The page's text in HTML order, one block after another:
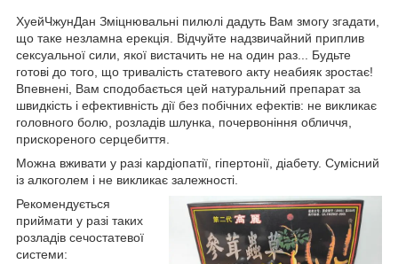
ХуейЧжунДан Зміцнювальні пилюлі дадуть Вам змогу згадати,
що таке незламна ерекція. Відчуйте надзвичайний приплив
сексуальної сили, якої вистачить не на один раз... Будьте
готові до того, що тривалість статевого акту неабияк зростає!
Впевнені, Вам сподобається цей натуральний препарат за
швидкість і ефективність дії без побічних ефектів: не викликає
головного болю, розладів шлунка, почервоніння обличчя,
прискореного серцебиття.
Можна вживати у разі кардіопатії, гіпертонії, діабету. Сумісний
із алкоголем і не викликає залежності.
Рекомендується
приймати у разі таких
розладів сечостатевої
системи: